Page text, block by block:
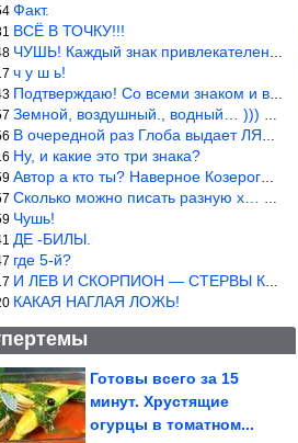
Факт.
ВСЁ В ТОЧКУ!!!
ЧУШЬ! Каждый знак привлекателен! И среди Весов, Близнецов встреч
ч у ш ь!
Подтверждаю! Со всеми знаком и все одиноки и Я )))
Земной, воздушный., водный… ))) выбери сам трех из 9 )))
В очередной раз Глоба выдает ЛЯП! А корректоры, редакторы пропус
Ну, и какие это три знака?
Автор а кто ты? Наверное Козерог… Рога жена Рыба наставила ))
Сколько можно писать разную х… йню? Автор что то обкурился?
Чушь!
ДЕ -БИЛЫ.
где 5-й?
И ЛЕВ И СКОРПИОН — СТЕРВЫ КАКИХ ЕЩЕ ПОИСКАТЬ НАДО
КАКАЯ НАГЛАЯ ЛОЖЬ!
Вещи, созданные
современной техники,...
Готовы всего за 15
минут. Хрустящие
огурцы в томатном...